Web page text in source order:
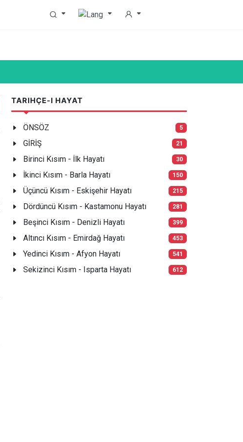
TARIHÇE-I HAYAT
ÖNSÖZ 5
GİRİŞ 21
Birinci Kısım - İlk Hayatı 30
İkinci Kısım - Barla Hayatı 150
Üçüncü Kısım - Eskişehir Hayatı 215
Dördüncü Kısım - Kastamonu Hayatı 281
Beşinci Kısım - Denizli Hayatı 399
Altıncı Kısım - Emirdağ Hayatı 453
Yedinci Kısım - Afyon Hayatı 541
Sekizinci Kısım - Isparta Hayatı 612